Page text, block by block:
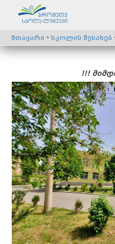
მთავარი • სკოლის შესახებ
!!!